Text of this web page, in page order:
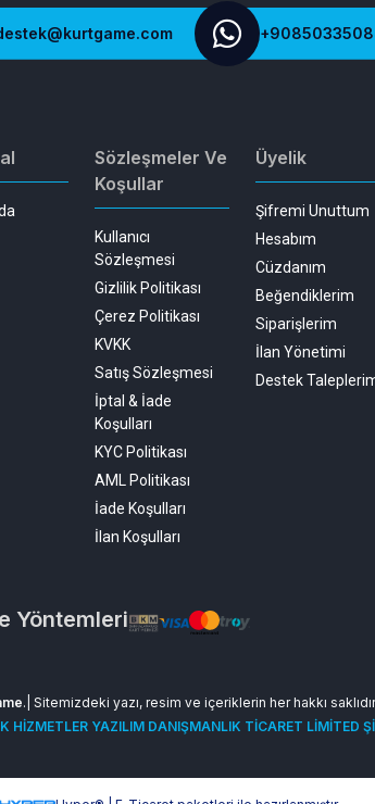
Sözleşmeler Ve
Koşullar
Kullanıcı
Sözleşmesi
Gizlilik Politikası
Çerez Politikası
KVKK
Satış Sözleşmesi
İptal & İade
Koşulları
KYC Politikası
AML Politikası
İade Koşulları
İlan Koşulları
Üyelik
Şifremi Unuttum
Hesabım
Cüzdanım
Beğendiklerim
Siparişlerim
İlan Yönetimi
Destek
Yöntemleri
.| Sitemizdeki yazı, resim ve içeriklerin her hakkı
HİZMETLER YAZILIM DANIŞMANLIK TİCARET LİMİTED